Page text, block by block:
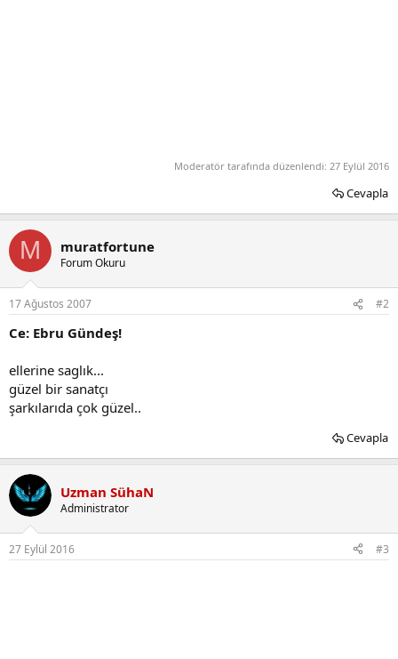
Moderatör tarafında düzenlendi: 27 Eylül 2016
Cevapla
M muratfortune
Forum Okuru
17 Ağustos 2007 #2
Ce: Ebru Gündeş!
ellerine saglık...
güzel bir sanatçı
şarkılarıda çok güzel..
Cevapla
Uzman SühaN
Administrator
27 Eylül 2016 #3